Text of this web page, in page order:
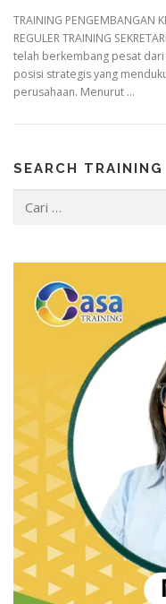
TRAINING PENGEMBANGAN
REGULER TRAINING
telah berkembang pesat
posisi strategis yang
perusahaan. Menurut …
SEARCH TRAINING
untuk: